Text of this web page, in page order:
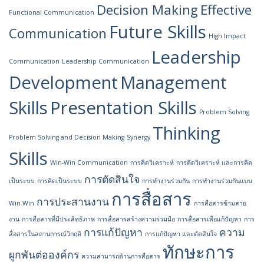
Functional Communication Decision Making Effective
Communication Future Skills High Impact
Communication Leadership Communication Leadership
Development Management
Skills Presentation Skills Problem Solving
Problem Solving and Decision Making Synergy Thinking
Skills Win-Win Communication การคิดวิเคราะห์ การคิดวิเคราะห์ และการคิด
เป็นระบบ การคิดเป็นระบบ การตัดสินใจ การทำงานร่วมกัน การทำงานร่วมกันแบบ
Win-Win การประสานงาน การสื่อสาร การสื่อสารข้ามสาย
งาน การสื่อสารที่มีประสิทธิภาพ การสื่อสารสร้างความร่วมมือ การสื่อสารเพื่อแก้ปัญหา การ
สื่อสารในสถานการณ์วิกฤติ การแก้ปัญหา การแก้ปัญหา และตัดสินใจ ความ
ผูกพันต่อองค์กร ความสามารถด้านการสื่อสาร ทักษะการ